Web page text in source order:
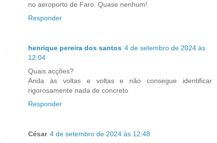
no aeroporto de Faro. Quase nenhum!
Responder
henrique pereira dos santos 4 de setembro de 2024 às
12:04
Quais acções?
Anda às voltas e voltas e não consegue identificar
rigorosamente nada de concreto
Responder
César 4 de setembro de 2024 às 12:48